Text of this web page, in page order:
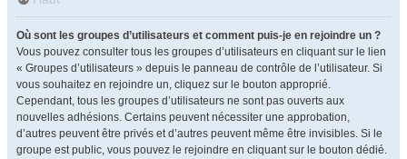
Où sont les groupes d’utilisateurs et comment puis-je en rejoindre un ?
Vous pouvez consulter tous les groupes d’utilisateurs en cliquant sur le lien
« Groupes d’utilisateurs » depuis le panneau de contrôle de l’utilisateur. Si
vous souhaitez en rejoindre un, cliquez sur le bouton approprié.
Cependant, tous les groupes d’utilisateurs ne sont pas ouverts aux
nouvelles adhésions. Certains peuvent nécessiter une approbation,
d’autres peuvent être privés et d’autres peuvent même être invisibles. Si le
groupe est public, vous pouvez le rejoindre en cliquant sur le bouton dédié.